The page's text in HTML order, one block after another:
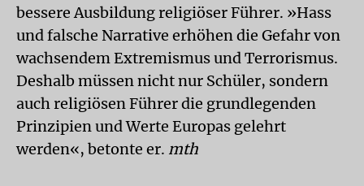
bessere Ausbildung religiöser Führer. »Hass
und falsche Narrative erhöhen die Gefahr von
wachsendem Extremismus und Terrorismus.
Deshalb müssen nicht nur Schüler, sondern
auch religiösen Führer die grundlegenden
Prinzipien und Werte Europas gelehrt
werden«, betonte er. mth